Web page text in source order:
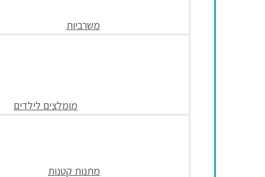
משרביות
מומלצים לילדים
מתנות קטנות